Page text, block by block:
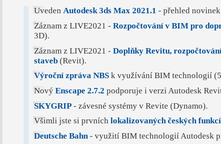
UvedenAutodesk 3ds Max 2021.1 - přehled
Záznam z LIVE2021 -Rozpočtování v BIM pro
3D).
Záznam z LIVE2021 -Doplňky Revitu,
staveb (Revit).
Výroční zpráva NBS k využívání BIM technologií
NovýEnscape 2.7.2 podporuje i verzi Autodesk
SKYGRIP - závesné systémy v Revite (Dynamo).
Všimli jste si prvníchlokalizovaných českých funkcí
Deutsche Bahn- využití BIM technologií Autodesk